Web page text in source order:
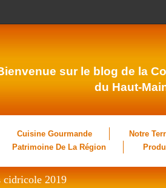
sur le blog de la
du Haut-
Cuisine Gourmande
Notre
Patrimoine De La Région
cidricole 2019